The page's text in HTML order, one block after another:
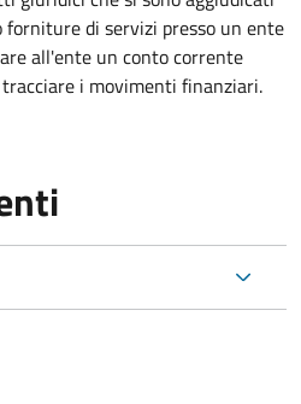
di servizi presso un ente
all'ente un conto corrente
i movimenti finanziari.